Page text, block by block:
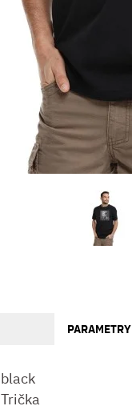
PARAMETRY
black
Trička